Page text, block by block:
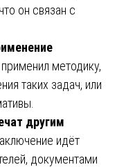
он связан с
методику,
таких задач, или
другим
идёт
документами